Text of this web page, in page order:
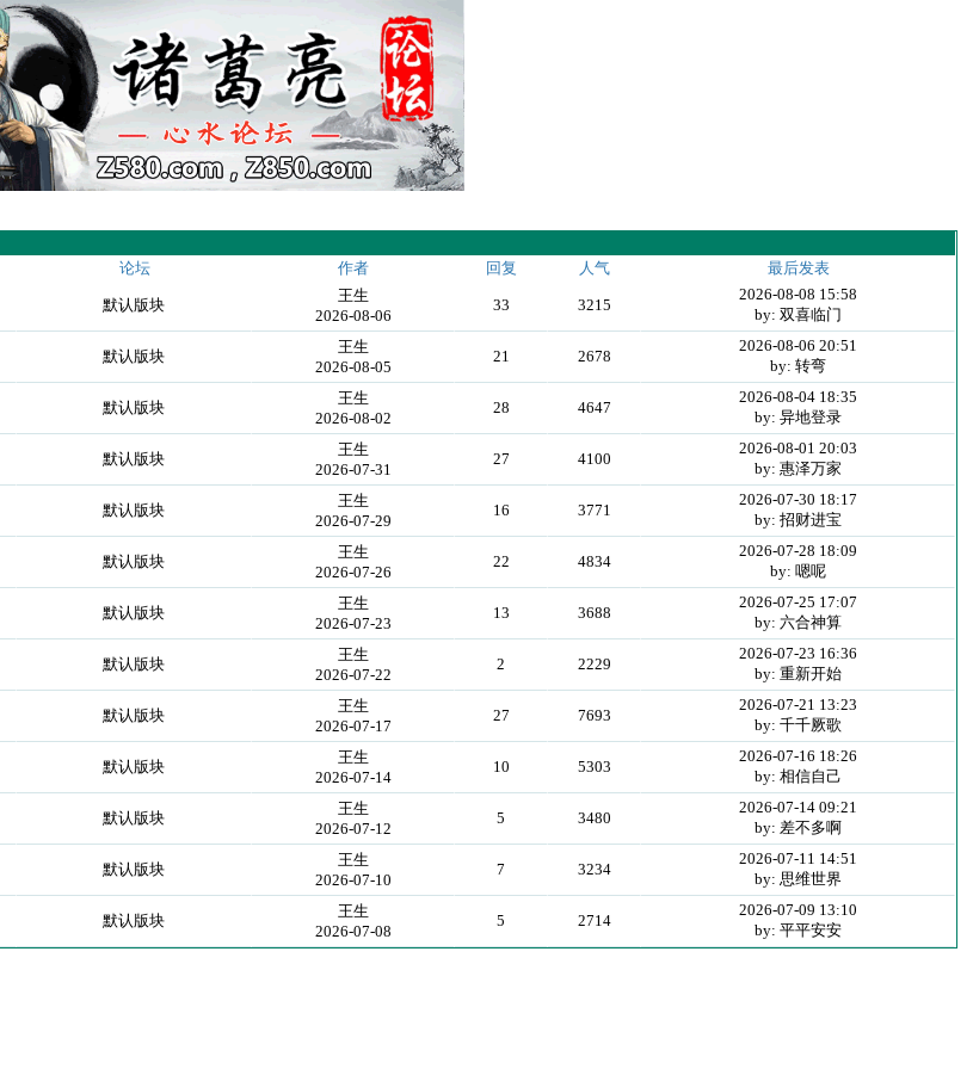
论坛 作者 回复 人气 最后发表
默认版块
王生
2026-08-06
33 3215
2026-08-08 15:58
by: 双喜临门
默认版块
王生
2026-08-05
21 2678
2026-08-06 20:51
by: 转弯
默认版块
王生
2026-08-02
28 4647
2026-08-04 18:35
by: 异地登录
默认版块
王生
2026-07-31
27 4100
2026-08-01 20:03
by: 惠泽万家
默认版块
王生
2026-07-29
16 3771
2026-07-30 18:17
by: 招财进宝
默认版块
王生
2026-07-26
22 4834
2026-07-28 18:09
by: 嗯呢
默认版块
王生
2026-07-23
13 3688
2026-07-25 17:07
by: 六合神算
默认版块
王生
2026-07-22
2 2229
2026-07-23 16:36
by: 重新开始
默认版块
王生
2026-07-17
27 7693
2026-07-21 13:23
by: 千千厥歌
默认版块
王生
2026-07-14
10 5303
2026-07-16 18:26
by: 相信自己
默认版块
王生
2026-07-12
5 3480
2026-07-14 09:21
by: 差不多啊
默认版块
王生
2026-07-10
7 3234
2026-07-11 14:51
by: 思维世界
默认版块
王生
2026-07-08
5 2714
2026-07-09 13:10
by: 平平安安